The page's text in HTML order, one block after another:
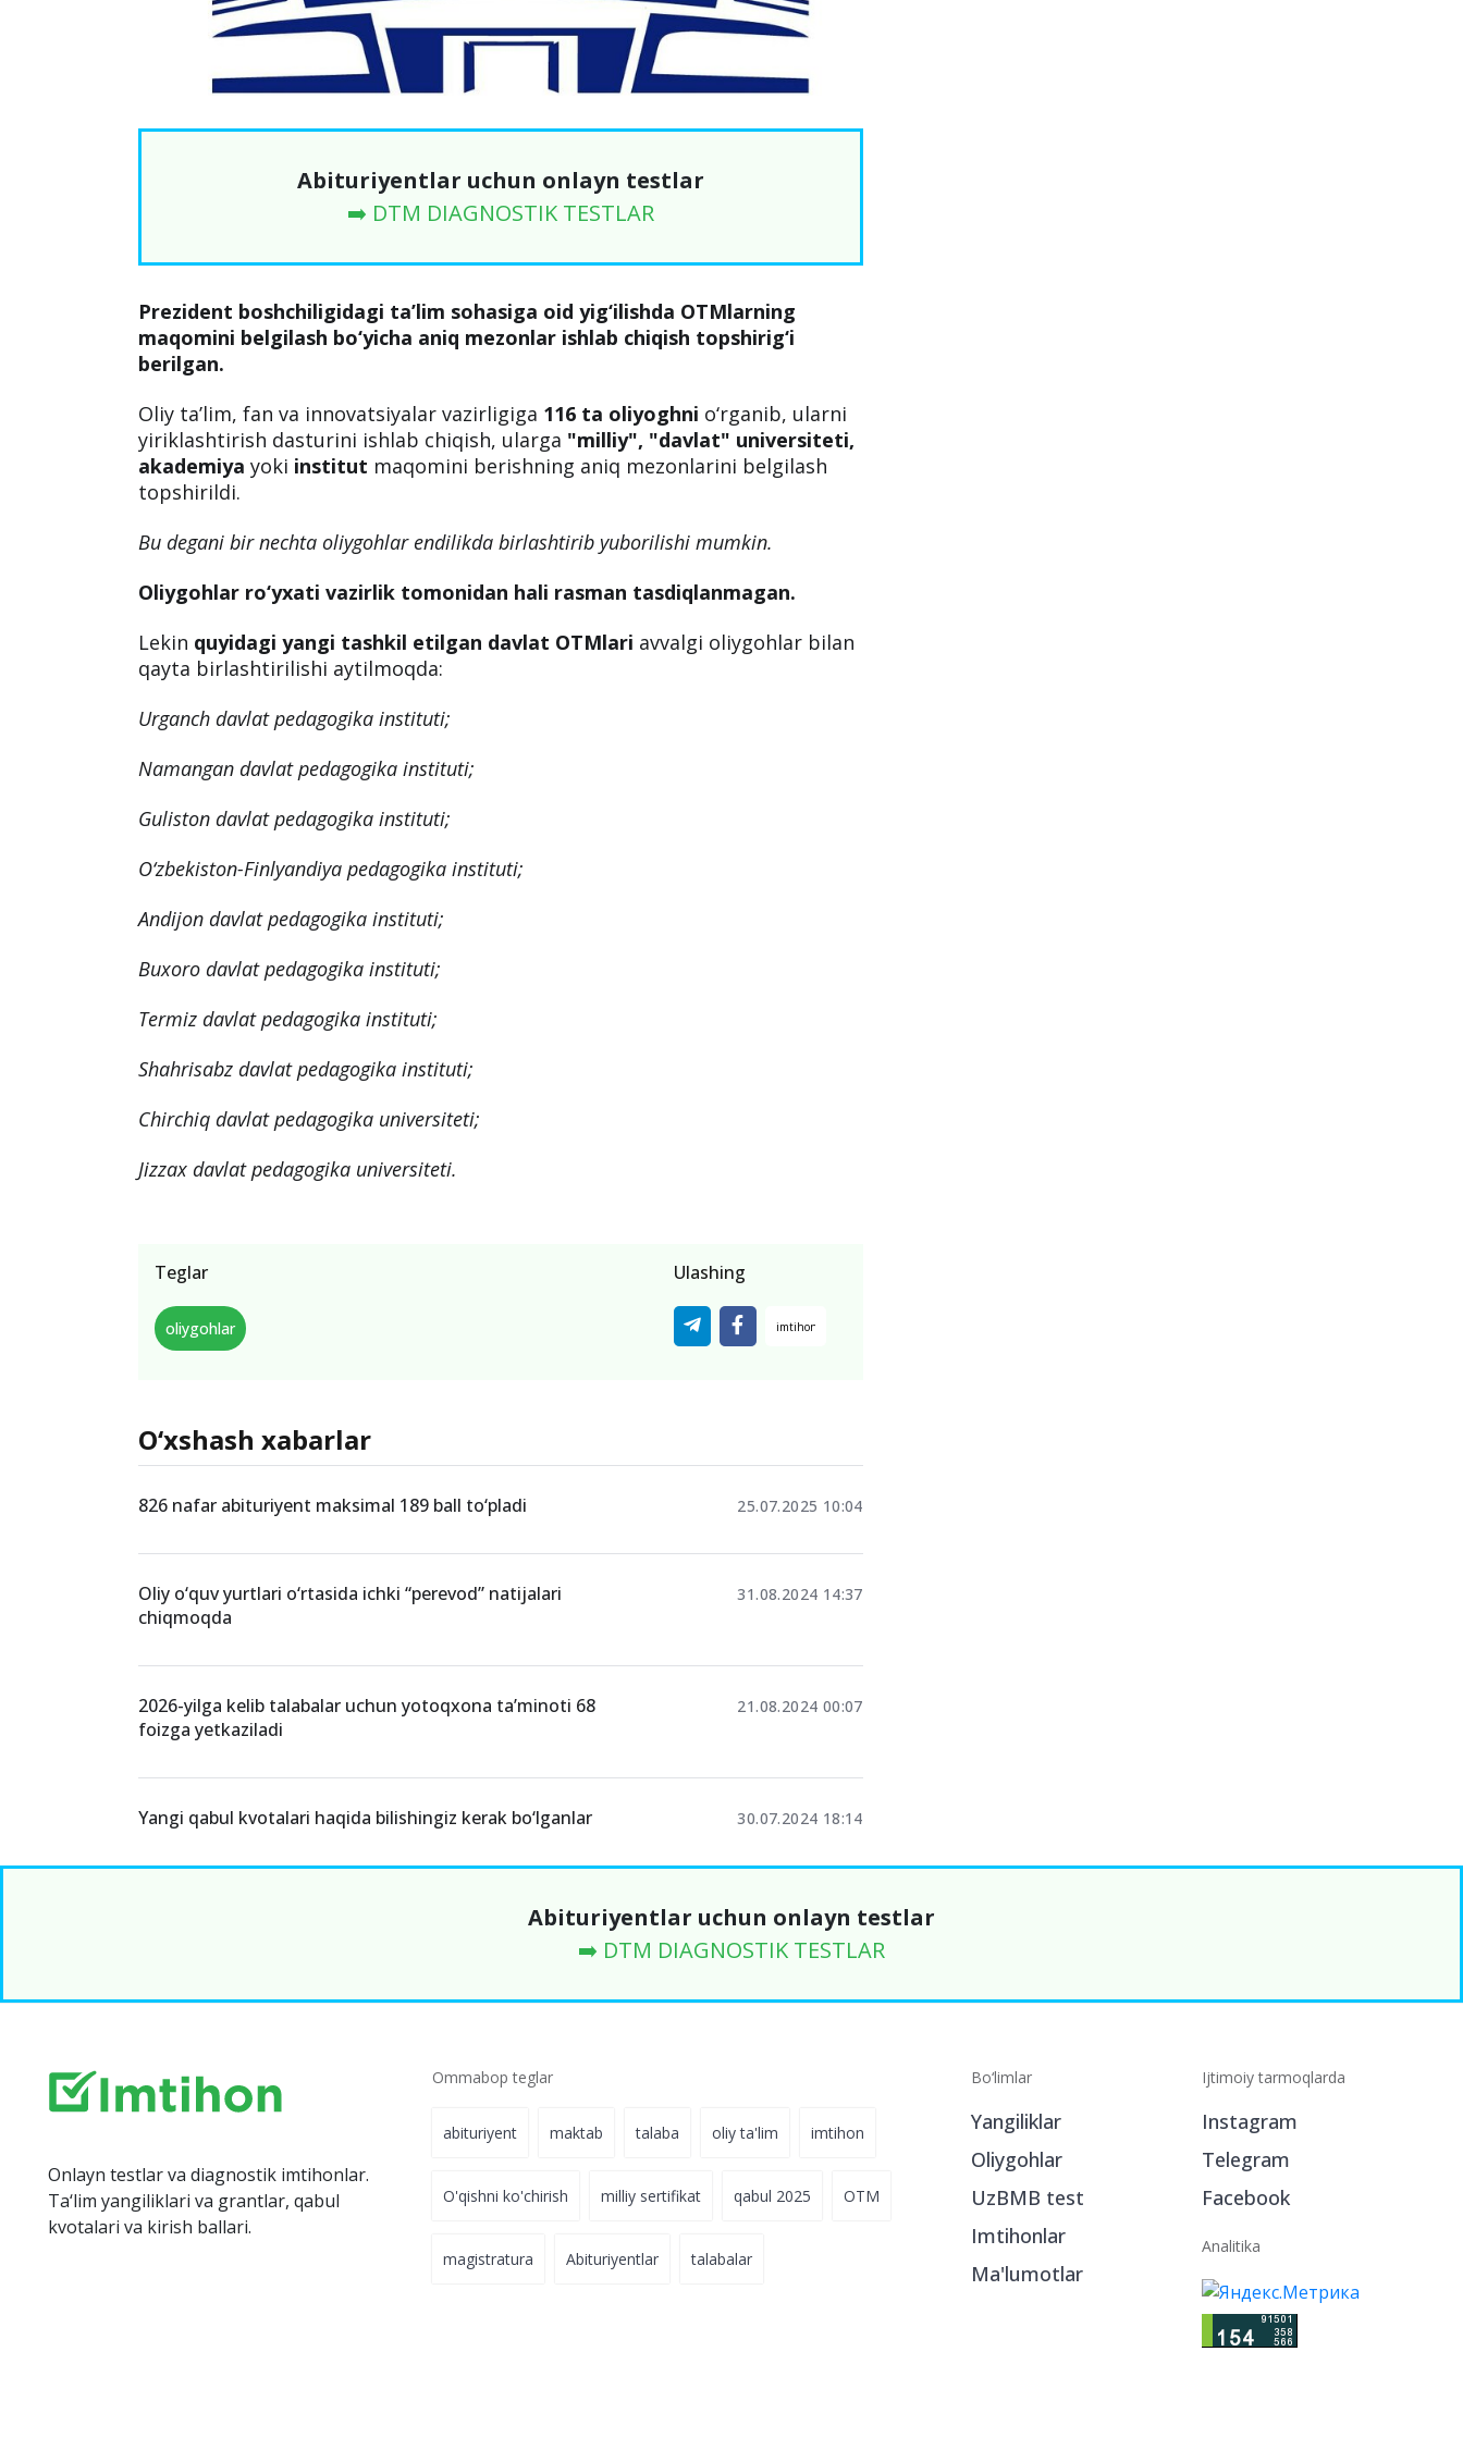
Abituriyentlar uchun onlayn testlar
➡️ DTM DIAGNOSTIK TESTLAR
Prezident boshchiligidagi ta’lim sohasiga oid yig‘ilishda OTMlarning
maqomini belgilash bo‘yicha aniq mezonlar ishlab chiqish topshirig‘i
berilgan.
Oliy ta’lim, fan va innovatsiyalar vazirligiga 116 ta oliyoghni o‘rganib, ularni
yiriklashtirish dasturini ishlab chiqish, ularga "milliy", "davlat" universiteti,
akademiyayoki institut maqomini berishning aniq mezonlarini belgilash
topshirildi.
Bu degani bir nechta oliygohlar endilikda birlashtirib yuborilishi mumkin.
Oliygohlar ro‘yxati vazirlik tomonidan hali rasman tasdiqlanmagan.
Lekin quyidagi yangi tashkil etilgan davlat OTMlari avvalgi oliygohlar bilan
qayta birlashtirilishi aytilmoqda:
Urganch davlat pedagogika instituti;
Namangan davlat pedagogika instituti;
Guliston davlat pedagogika instituti;
O‘zbekiston-Finlyandiya pedagogika instituti;
Andijon davlat pedagogika instituti;
Buxoro davlat pedagogika instituti;
Termiz davlat pedagogika instituti;
Shahrisabz davlat pedagogika instituti;
Chirchiq davlat pedagogika universiteti;
Jizzax davlat pedagogika universiteti.
Teglar
oliygohlar
Ulashing
O‘xshash xabarlar
826 nafar abituriyent maksimal 189 ball to‘pladi 25.07.2025 10:04
Oliy o‘quv yurtlari o‘rtasida ichki “perevod” natijalari
chiqmoqda
31.08.2024 14:37
2026-yilga kelib talabalar uchun yotoqxona ta’minoti 68
foizga yetkaziladi
21.08.2024 00:07
Yangi qabul kvotalari haqida bilishingiz kerak bo‘lganlar 30.07.2024 18:14
Abituriyentlar uchun onlayn testlar
➡️ DTM DIAGNOSTIK TESTLAR
Onlayn testlar va diagnostik imtihonlar.
Ta‘lim yangiliklari va grantlar, qabul
kvotalari va kirish ballari.
Ommabop teglar
abituriyent maktab talaba oliy ta'lim imtihon
O'qishni ko'chirish milliy sertifikat qabul 2025 OTM
magistratura Abituriyentlar talabalar
Bo‘limlar
Yangiliklar
Oliygohlar
UzBMB test
Imtihonlar
Ma'lumotlar
Ijtimoiy tarmoqlarda
Instagram
Telegram
Facebook
Analitika